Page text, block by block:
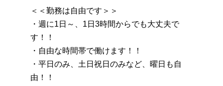
＜＜勤務は自由です＞＞
・週に1日～、1日3時間からでも大丈夫で
す！！
・自由な時間帯で働けます！！
・平日のみ、土日祝日のみなど、曜日も自
由！！